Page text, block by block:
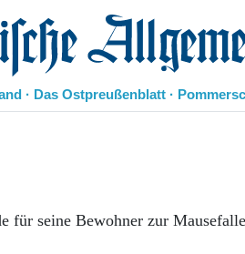
Zeitung
· Das Ostpreußenblatt ·
Gesellschaft
für seine Bewohner zur Mausefalle